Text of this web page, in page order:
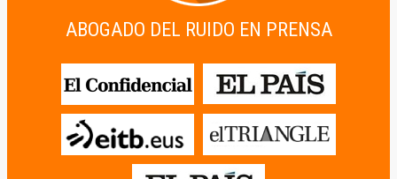
ABOGADO DEL RUIDO EN PRENSA